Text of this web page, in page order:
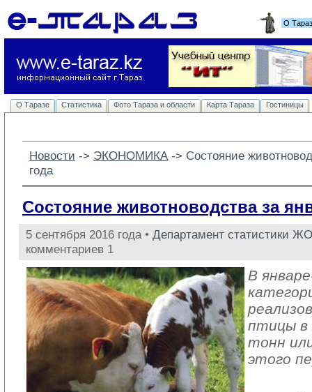
О
О Таразе Статистика Фото Тараза и области Карта Тараза Гостиницы
Новости -> ЭКОНОМИКА -> Состояние
года
Состояние животноводства за
5 сентября 2016 года • Департамент статистики ЖО
комментариев 1
В
птицы в
тонн
этого